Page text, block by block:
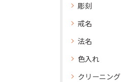
彫刻
戒名
法名
色入れ
クリーニング